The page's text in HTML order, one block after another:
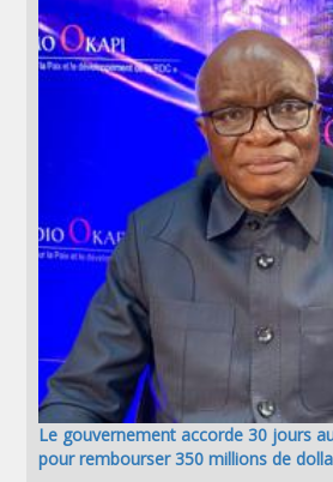
Le gouvernement accorde 30 jours
pour rembourser 350 millions de